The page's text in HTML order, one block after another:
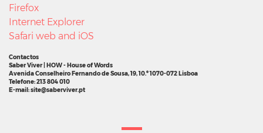
Firefox
Internet Explorer
Safari web and iOS
Contactos
Saber Viver | HOW - House of Words
Avenida Conselheiro Fernando de Sousa, 19, 10.º 1070-072 Lisboa
Telefone: 213 804 010
E-mail: site@saberviver.pt